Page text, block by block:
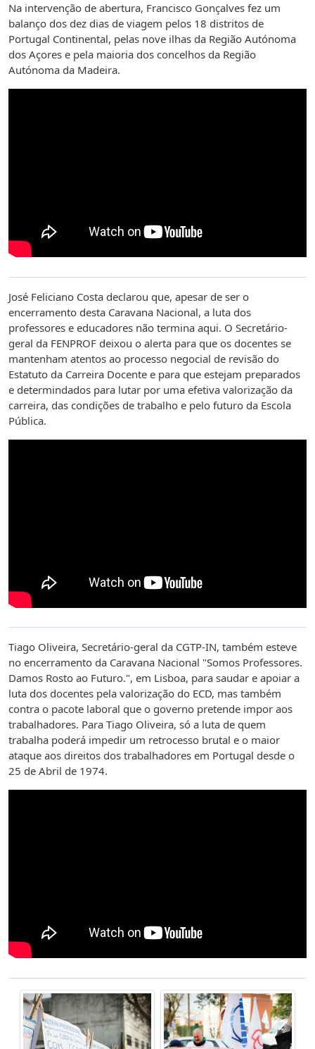
Na intervenção de abertura, Francisco Gonçalves fez um
balanço dos dez dias de viagem pelos 18 distritos de
Portugal Continental, pelas nove ilhas da Região Autónoma
dos Açores e pela maioria dos concelhos da Região
Autónoma da Madeira.
José Feliciano Costa declarou que, apesar de ser o
encerramento desta Caravana Nacional, a luta dos
professores e educadores não termina aqui. O Secretário-
geral da FENPROF deixou o alerta para que os docentes se
mantenham atentos ao processo negocial de revisão do
Estatuto da Carreira Docente e para que estejam preparados
e determindados para lutar por uma efetiva valorização da
carreira, das condições de trabalho e pelo futuro da Escola
Pública.
Tiago Oliveira, Secretário-geral da CGTP-IN, também esteve
no encerramento da Caravana Nacional "Somos Professores.
Damos Rosto ao Futuro.", em Lisboa, para saudar e apoiar a
luta dos docentes pela valorização do ECD, mas também
contra o pacote laboral que o governo pretende impor aos
trabalhadores. Para Tiago Oliveira, só a luta de quem
trabalha poderá impedir um retrocesso brutal e o maior
ataque aos direitos dos trabalhadores em Portugal desde o
25 de Abril de 1974.